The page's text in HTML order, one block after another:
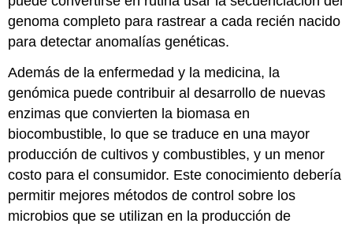
genoma completo para rastrear a cada recién nacido
para detectar anomalías genéticas.
Además de la enfermedad y la medicina, la
genómica puede contribuir al desarrollo de nuevas
enzimas que convierten la biomasa en
biocombustible, lo que se traduce en una mayor
producción de cultivos y combustibles, y un menor
costo para el consumidor. Este conocimiento debería
permitir mejores métodos de control sobre los
microbios que se utilizan en la producción de